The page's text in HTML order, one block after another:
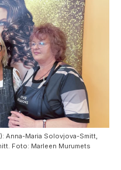
Anna-Maria Solovjova-Smitt,
Foto: Marleen Murumets